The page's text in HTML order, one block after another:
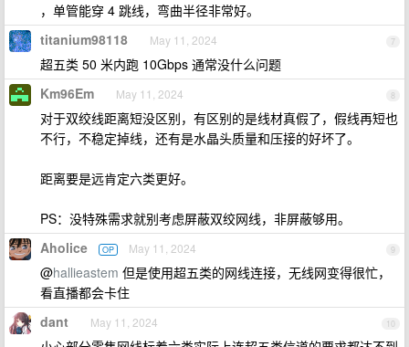
，单管能穿 4 跳线，弯曲半径非常好。
7
titanium98118 May 11, 2024
超五类 50 米内跑 10Gbps 通常没什么问题
8
Km96Em May 11, 2024
对于双绞线距离短没区别，有区别的是线材真假了，假线再短也
不行，不稳定掉线，还有是水晶头质量和压接的好坏了。
距离要是远肯定六类更好。
PS：没特殊需求就别考虑屏蔽双绞网线，非屏蔽够用。
9
Aholice OP May 11, 2024
@hallieastem 但是使用超五类的网线连接，无线网变得很忙，
看直播都会卡住
10
dant May 11, 2024